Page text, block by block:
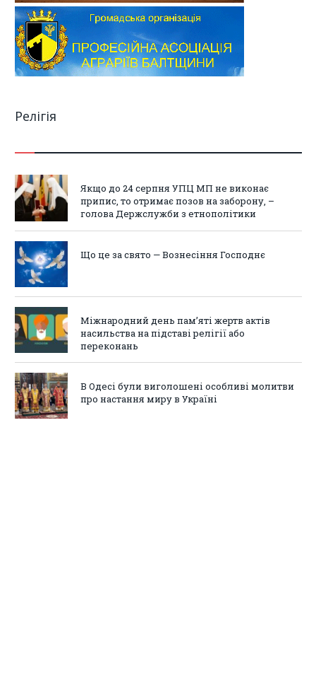
Релігія
Якщо до 24 серпня УПЦ МП не виконає
припис, то отримає позов на заборону, –
голова Держслужби з етнополітики
Що це за свято — Вознесіння Господнє
Міжнародний день пам’яті жертв актів
насильства на підставі релігії або
переконань
В Одесі були виголошені особливі молитви
про настання миру в Україні